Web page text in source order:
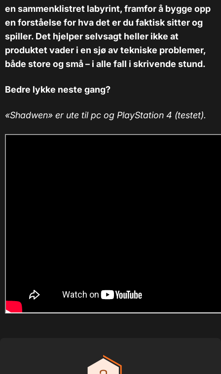
en sammenklistret labyrint, framfor å bygge opp
en forståelse for hva det er du faktisk sitter og
spiller. Det hjelper selvsagt heller ikke at
produktet vader i en sjø av tekniske problemer,
både store og små – i alle fall i skrivende stund.
Bedre lykke neste gang?
«Shadwen» er ute til pc og PlayStation 4 (testet).